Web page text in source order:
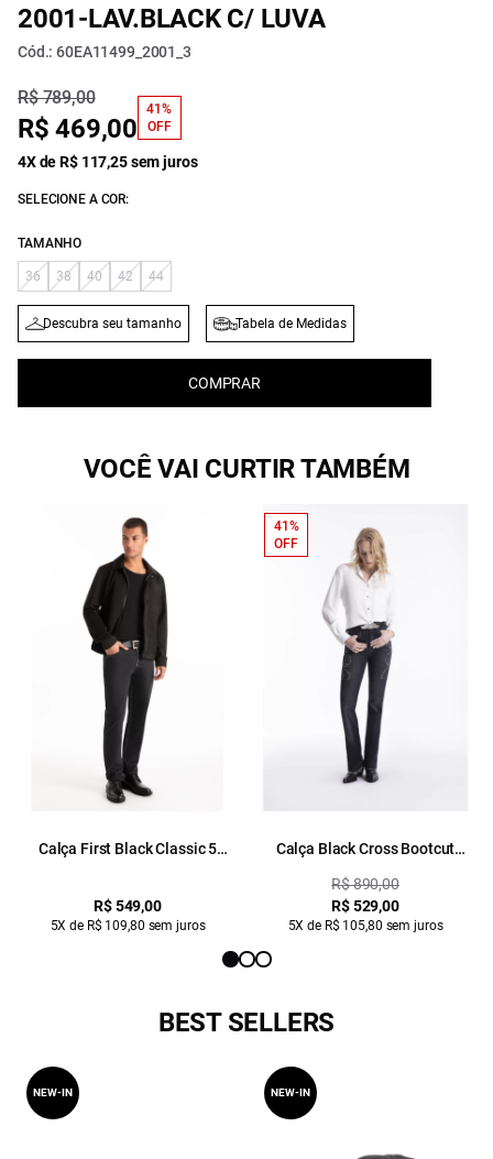
2001-LAV.BLACK C/ LUVA
Cód.: 60EA11499_2001_3
R$ 789,00
R$ 469,00
41%
OFF
4X de R$ 117,25 sem juros
SELECIONE A COR:
TAMANHO
36 38 40 42 44
Descubra seu tamanho Tabela de Medidas
COMPRAR
VOCÊ VAI CURTIR TAMBÉM
Calça First Black Classic 5
R$ 549,00
5X de R$ 109,80 sem juros
Calça Black Cross Bootcut
Used
R$ 890,00
R$ 529,00
5X de R$ 105,80 sem juros
41%
OFF
BEST SELLERS
NEW-IN NEW-IN